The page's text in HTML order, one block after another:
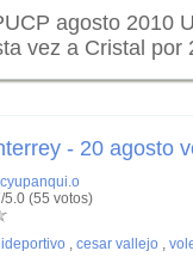
agosto 2010
vez a Cristal por
- 20 agosto
/5.0 (55 votos)
, cesar vallejo ,